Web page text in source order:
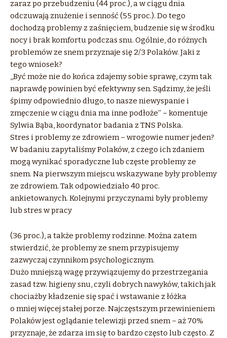
zaraz po przebudzeniu (44 proc.), a w ciągu dnia
odczuwają znużenie i senność (55 proc.). Do tego
dochodzą problemy z zaśnięciem, budzenie się w środku
nocy i brak komfortu podczas snu. Ogólnie, do różnych
problemów ze snem przyznaje się 2/3 Polaków. Jaki z
tego wniosek?
,,Być może nie do końca zdajemy sobie sprawę, czym tak
naprawdę powinien być efektywny sen. Sądzimy, że jeśli
śpimy odpowiednio długo, to nasze niewyspanie i
zmęczenie w ciągu dnia ma inne podłoże’’ – komentuje
Sylwia Bąba, koordynator badania z TNS Polska.
Stres i problemy ze zdrowiem – wrogowie numer jeden?
W badaniu zapytaliśmy Polaków, z czego ich zdaniem
mogą wynikać sporadyczne lub częste problemy ze
snem. Na pierwszym miejscu wskazywane były problemy
ze zdrowiem. Tak odpowiedziało 40 proc.
ankietowanych. Kolejnymi przyczynami były problemy
lub stres w pracy
(36 proc.), a także problemy rodzinne. Można zatem
stwierdzić, że problemy ze snem przypisujemy
zazwyczaj czynnikom psychologicznym.
Dużo mniejszą wagę przywiązujemy do przestrzegania
zasad tzw. higieny snu, czyli dobrych nawyków, takich jak
chociażby kładzenie się spać i wstawanie z łóżka
o mniej więcej stałej porze. Najczęstszym przewinieniem
Polaków jest oglądanie telewizji przed snem – aż 70%
przyznaje, że zdarza im się to bardzo często lub często. Z